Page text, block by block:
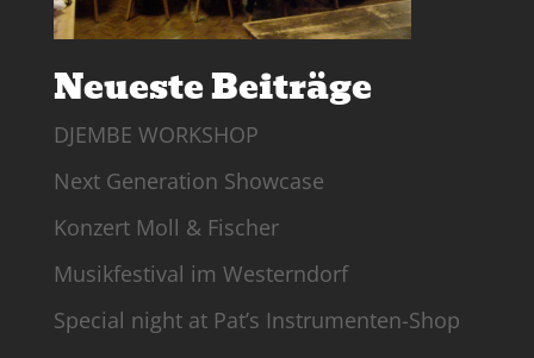
Neueste Beiträge
DJEMBE WORKSHOP
Next Generation Showcase
Konzert Moll & Fischer
Musikfestival im Westerndorf
Special night at Pat’s Instrumenten-Shop